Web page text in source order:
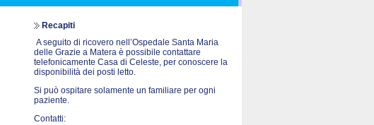
Recapiti
A seguito di ricovero nell’Ospedale Santa Maria
delle Grazie a Matera è possibile contattare
telefonicamente Casa di Celeste, per conoscere la
disponibilità dei posti letto.
Si può ospitare solamente un familiare per ogni
paziente.
Contatti: